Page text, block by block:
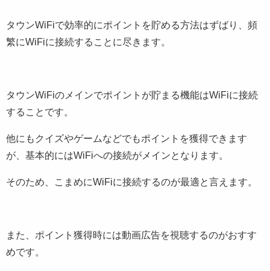
タウンWiFiで効率的にポイントを貯める方法はずばり、頻
繁にWiFiに接続することに尽きます。
タウンWiFiのメインでポイントが貯まる機能はWiFiに接続
することです。
他にもクイズやゲームなどでもポイントを獲得できます
が、基本的にはWiFiへの接続がメインとなります。
そのため、こまめにWiFiに接続するのが最適と言えます。
また、ポイント獲得時には動画広告を視聴するのがおすす
めです。